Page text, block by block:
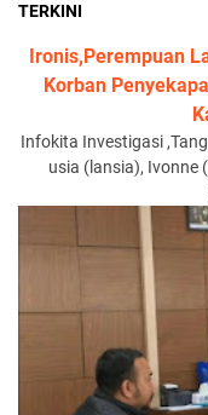
TERKINI
Ironis,Perempuan
Korban
Infokita Investigasi
usia (lansia), Ivonne